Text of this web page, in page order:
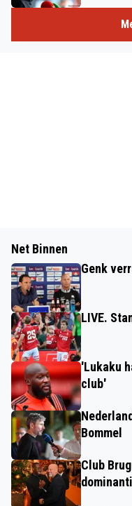
Net Binnen
Genk
LIVE.
'Lukaku
club'
Bommel
Club